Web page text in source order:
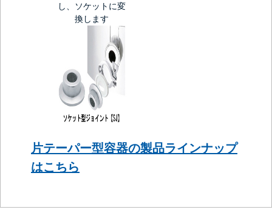
し、ソケットに変
換します
片テーパー型容器の製品ラインナップ
はこちら